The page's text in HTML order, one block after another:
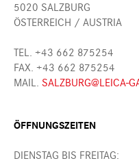
5020 SALZBURG
ÖSTERREICH / AUSTRIA
TEL. +43 662 875254
FAX. +43 662 875254
MAIL. SALZBURG@LEICA-
ÖFFNUNGSZEITEN
DIENSTAG BIS FREITAG: